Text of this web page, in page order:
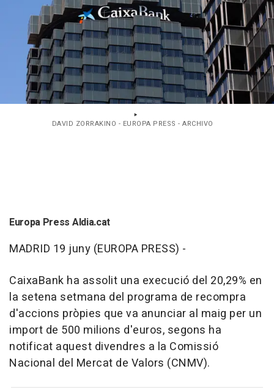
DAVID ZORRAKINO - EUROPA PRESS - ARCHIVO
Europa Press Aldia.cat
MADRID 19 juny (EUROPA PRESS) -
CaixaBank ha assolit una execució del 20,29% en
la setena setmana del programa de recompra
d'accions pròpies que va anunciar al maig per un
import de 500 milions d'euros, segons ha
notificat aquest divendres a la Comissió
Nacional del Mercat de Valors (CNMV).